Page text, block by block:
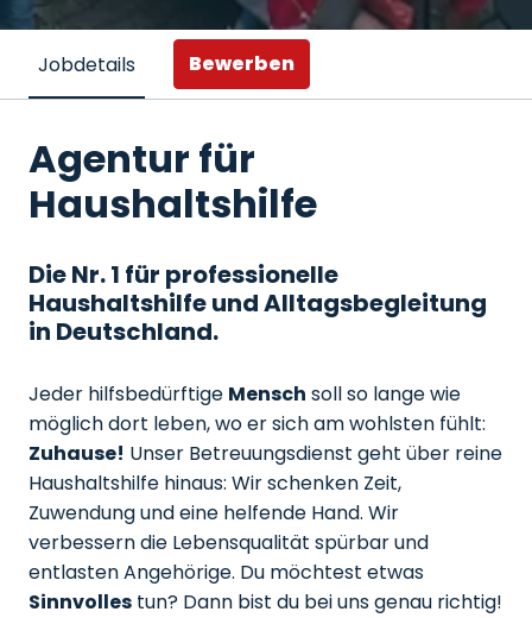
Jobdetails Bewerben
Agentur für
Haushaltshilfe
Die Nr. 1 für professionelle
Haushaltshilfe und Alltagsbegleitung
in Deutschland.
Jeder hilfsbedürftige Mensch soll so lange wie
möglich dort leben, wo er sich am wohlsten fühlt:
Zuhause! Unser Betreuungsdienst geht über reine
Haushaltshilfe hinaus: Wir schenken Zeit,
Zuwendung und eine helfende Hand. Wir
verbessern die Lebensqualität spürbar und
entlasten Angehörige. Du möchtest etwas
Sinnvolles tun? Dann bist du bei uns genau richtig!